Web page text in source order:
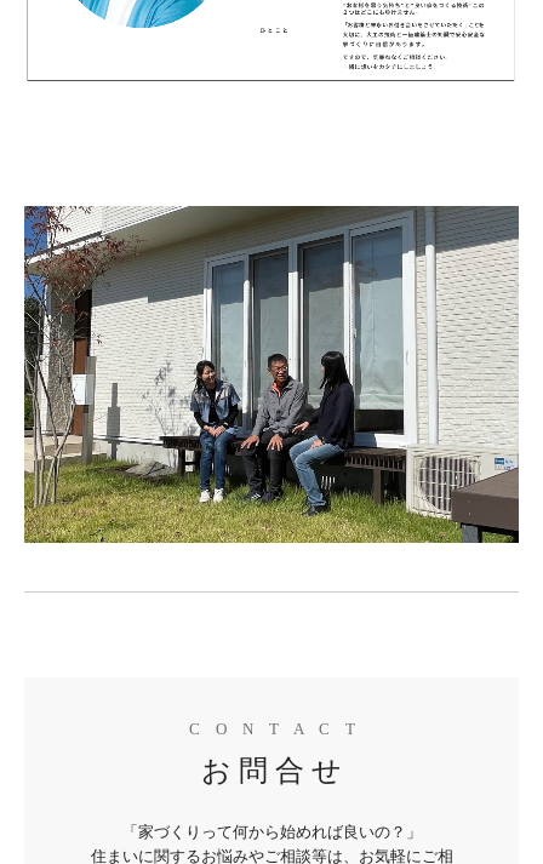
C　O　N　T　A　C　T
お 問 合 せ
「家づくりって何から始めれば良いの？」
住まいに関するお悩みやご相談等は、お気軽にご相